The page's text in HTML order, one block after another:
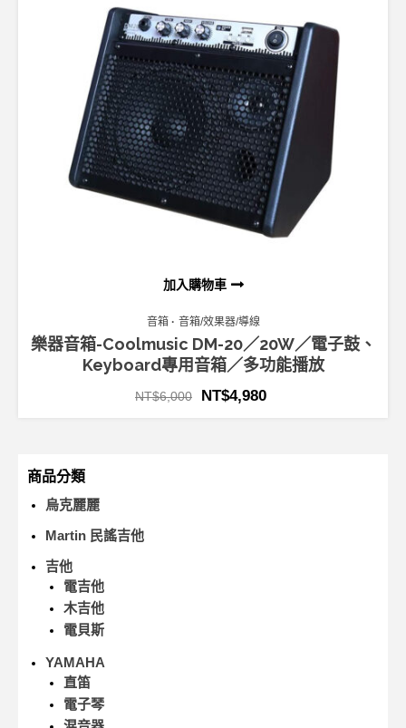
加入購物車
音箱 音箱/效果器/導線
樂器音箱-Coolmusic DM-20／20W／電子鼓、
Keyboard專用音箱／多功能播放
NT$6,000 NT$4,980
商品分類
烏克麗麗
Martin 民謠吉他
吉他
電吉他
木吉他
電貝斯
YAMAHA
直笛
電子琴